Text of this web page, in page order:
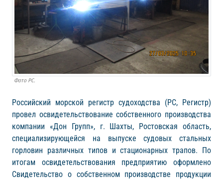
Фото РС.
Российский морской регистр судоходства (РС, Регистр)
провел освидетельствование собственного производства
компании «Дон Групп», г. Шахты, Ростовская область,
специализирующейся на выпуске судовых стальных
горловин различных типов и стационарных трапов. По
итогам освидетельствования предприятию оформлено
Свидетельство о собственном производстве продукции